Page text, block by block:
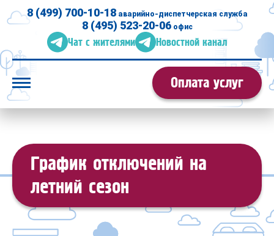
8 (499) 700-10-18аварийно-диспетчерская служба
8 (495) 523-20-06офис
Чат с жителями Новостной канал
Главная
О компании
Услуги
Наши дома
Информация
Контакты
Оплата услуг
График отключений на
летний сезон